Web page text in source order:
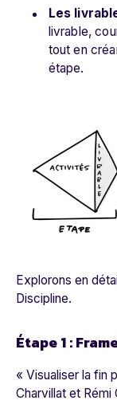
Les
livrable,
tout en
étape.
Explorons en
Discipline.
Étape 1 :
« Visualiser la fin
Charvillat et Rémi